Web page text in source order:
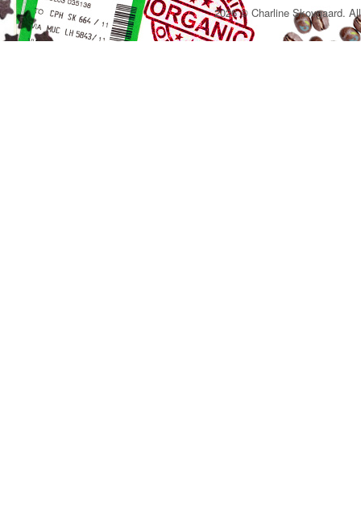
2026 © Charline Skovgaard.